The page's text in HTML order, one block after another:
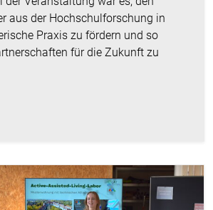
aus der Hochschulforschung in
Praxis zu fördern und so
für die Zukunft zu